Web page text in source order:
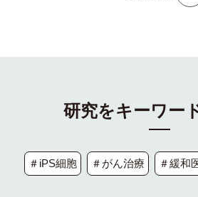
研究をキーワー
＃iPS細胞 ＃がん治療 ＃緩和